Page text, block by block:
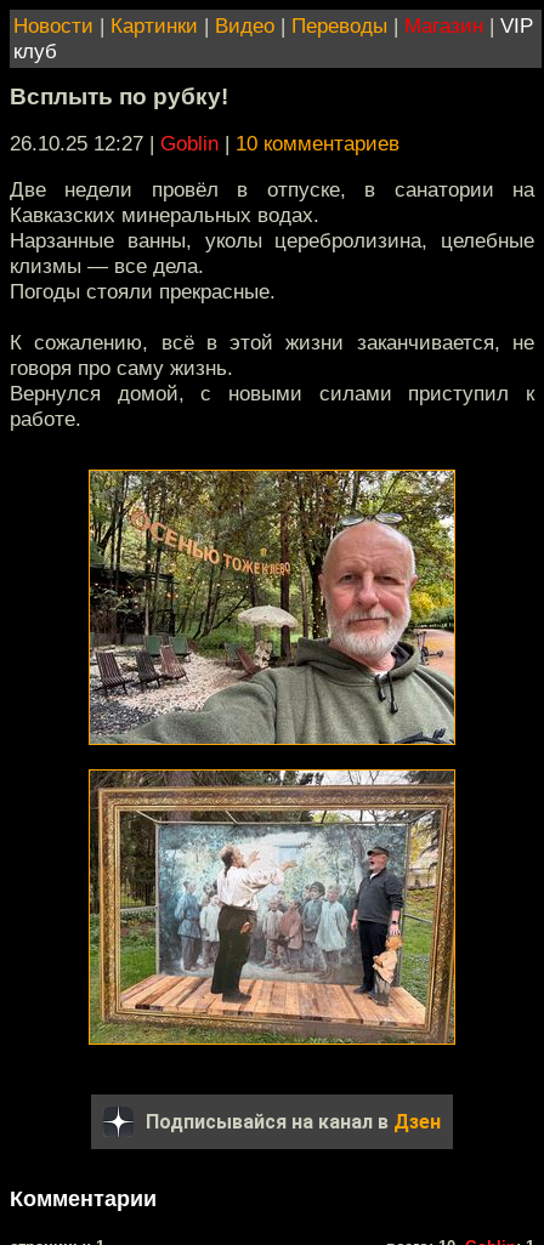
Новости | Картинки | Видео | Переводы | Магазин | VIP
клуб
Всплыть по рубку!
26.10.25 12:27 | Goblin | 10 комментариев
Две недели провёл в отпуске, в санатории на
Кавказских минеральных водах.
Нарзанные ванны, уколы церебролизина, целебные
клизмы — все дела.
Погоды стояли прекрасные.
К сожалению, всё в этой жизни заканчивается, не
говоря про саму жизнь.
Вернулся домой, с новыми силами приступил к
работе.
Подписывайся на канал в Дзен
Комментарии